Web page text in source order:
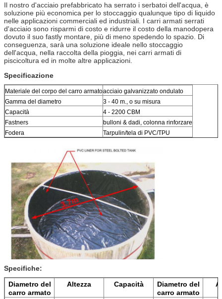
Il nostro d'acciaio prefabbricato ha serrato i serbatoi dell'acqua, è
soluzione più economica per lo stoccaggio qualunque tipo di liquido
nelle applicazioni commerciali ed industriali. I carri armati serrati
d'acciaio sono risparmi di costo e ridurre il costo della manodopera
dovuto il suo fastly montare, più di meno spedendo lo spazio. Di
conseguenza, sarà una soluzione ideale nello stoccaggio
dell'acqua, nella raccolta della pioggia, nei carri armati di
piscicoltura ed in molte altre applicazioni.
Specificazione
Materiale del corpo del carro armatoacciaio galvanizzato ondulato
Gamma del diametro
3 - 40 m., o su misura
Capacità
4 - 2200 CBM
Fastners
bulloni & dadi, colonna rinforzare
Fodera
Tarpulin/tela di PVC/TPU
Specifiche:
Diametro del
carro armato
Altezza Capacità
Diametro del
carro armato